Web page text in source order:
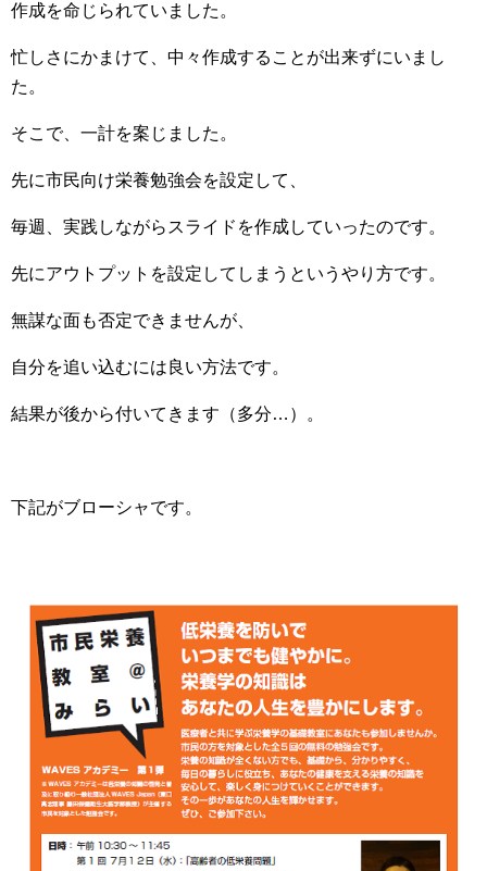
作成を命じられていました。
忙しさにかまけて、中々作成することが出来ずにいまし
た。
そこで、一計を案じました。
先に市民向け栄養勉強会を設定して、
毎週、実践しながらスライドを作成していったのです。
先にアウトプットを設定してしまうというやり方です。
無謀な面も否定できませんが、
自分を追い込むには良い方法です。
結果が後から付いてきます（多分…）。
下記がブローシャです。